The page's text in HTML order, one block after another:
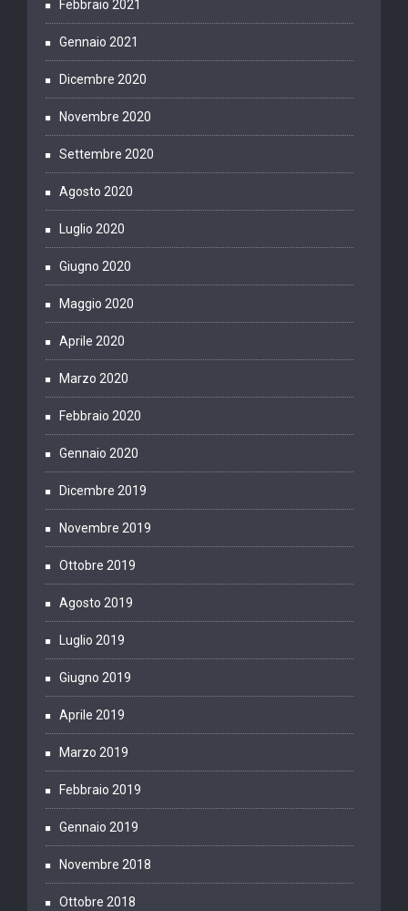
Febbraio 2021
Gennaio 2021
Dicembre 2020
Novembre 2020
Settembre 2020
Agosto 2020
Luglio 2020
Giugno 2020
Maggio 2020
Aprile 2020
Marzo 2020
Febbraio 2020
Gennaio 2020
Dicembre 2019
Novembre 2019
Ottobre 2019
Agosto 2019
Luglio 2019
Giugno 2019
Aprile 2019
Marzo 2019
Febbraio 2019
Gennaio 2019
Novembre 2018
Ottobre 2018